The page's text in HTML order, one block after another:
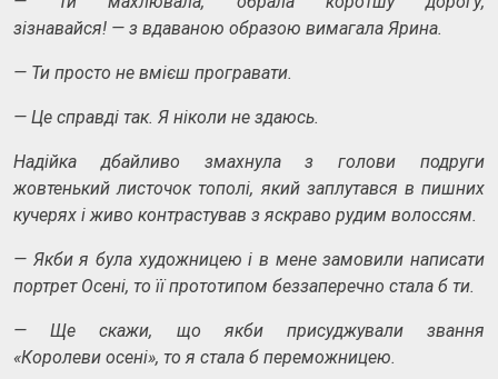
зізнавайся! — з вдаваною образою вимагала Ярина.
— Ти просто не вмієш програвати.
— Це справді так. Я ніколи не здаюсь.
Надійка дбайливо змахнула з голови подруги
жовтенький листочок тополі, який заплутався в пишних
кучерях і живо контрастував з яскраво рудим волоссям.
— Якби я була художницею і в мене замовили написати
портрет Осені, то її прототипом беззаперечно стала б ти.
— Ще скажи, що якби присуджували звання
«Королеви осені», то я стала б переможницею.